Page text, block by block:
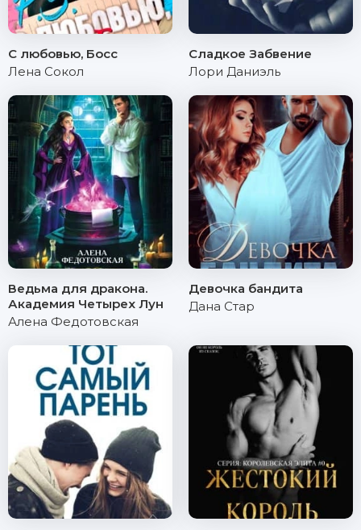
С любовью, Босс
Лена Сокол
Сладкое Забвение
Лори Даниэль
Ведьма для дракона.
Академия Четырех Лун
Алена Федотовская
Девочка бандита
Дана Стар